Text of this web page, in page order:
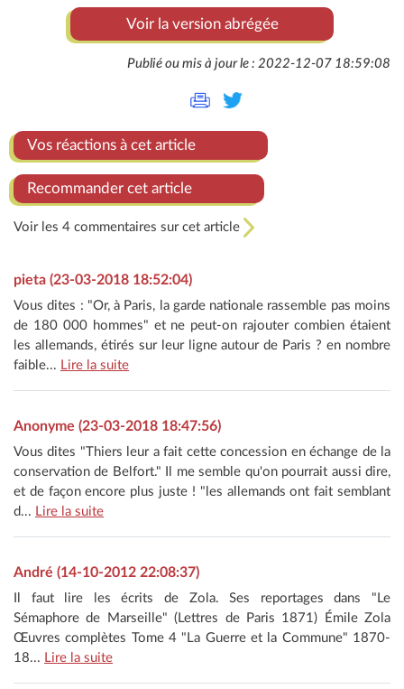
Voir la version abrégée
Publié ou mis à jour le : 2022-12-07 18:59:08
Vos réactions à cet article
Recommander cet article
Voir les 4 commentaires sur cet article
pieta (23-03-2018 18:52:04)
Vous dites : "Or, à Paris, la garde nationale rassemble pas moins
de 180 000 hommes" et ne peut-on rajouter combien étaient
les allemands, étirés sur leur ligne autour de Paris ? en nombre
faible... Lire la suite
Anonyme (23-03-2018 18:47:56)
Vous dites "Thiers leur a fait cette concession en échange de la
conservation de Belfort." Il me semble qu'on pourrait aussi dire,
et de façon encore plus juste ! "les allemands ont fait semblant
d... Lire la suite
André (14-10-2012 22:08:37)
Il faut lire les écrits de Zola. Ses reportages dans "Le
Sémaphore de Marseille" (Lettres de Paris 1871) Émile Zola
Œuvres complètes Tome 4 "La Guerre et la Commune" 1870-
18... Lire la suite